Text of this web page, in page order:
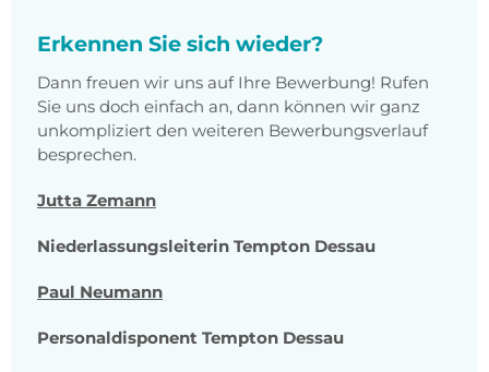
Erkennen Sie sich wieder?
Dann freuen wir uns auf Ihre Bewerbung! Rufen
Sie uns doch einfach an, dann können wir ganz
unkompliziert den weiteren Bewerbungsverlauf
besprechen.
Jutta Zemann
Niederlassungsleiterin Tempton Dessau
Paul Neumann
Personaldisponent Tempton Dessau